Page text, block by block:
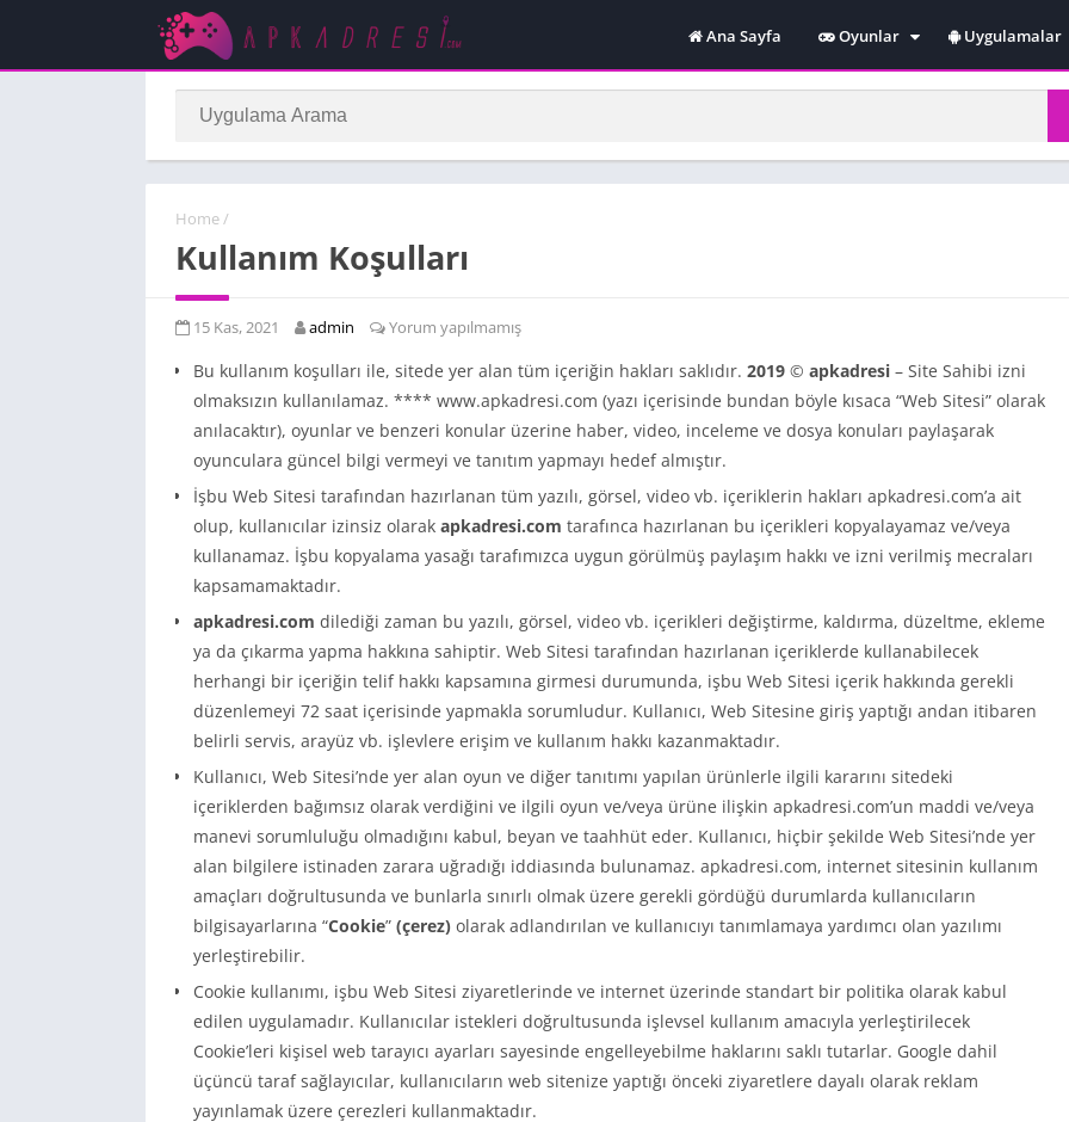
Ana Sayfa
Oyunlar
Spor
Macera
Uygulamalar
Home/
Kullanım Koşulları
15 Kas, 2021 admin Yorum yapılmamış
Bu kullanım koşulları ile, sitede yer alan tüm içeriğin hakları saklıdır. 2019 © apkadresi – Site Sahibi izni
olmaksızın kullanılamaz. **** www.apkadresi.com (yazı içerisinde bundan böyle kısaca “Web Sitesi” olarak
anılacaktır), oyunlar ve benzeri konular üzerine haber, video, inceleme ve dosya konuları paylaşarak
oyunculara güncel bilgi vermeyi ve tanıtım yapmayı hedef almıştır.
İşbu Web Sitesi tarafından hazırlanan tüm yazılı, görsel, video vb. içeriklerin hakları apkadresi.com’a ait
olup, kullanıcılar izinsiz olarak apkadresi.com tarafınca hazırlanan bu içerikleri kopyalayamaz ve/veya
kullanamaz. İşbu kopyalama yasağı tarafımızca uygun görülmüş paylaşım hakkı ve izni verilmiş mecraları
kapsamamaktadır.
apkadresi.com dilediği zaman bu yazılı, görsel, video vb. içerikleri değiştirme, kaldırma, düzeltme, ekleme
ya da çıkarma yapma hakkına sahiptir. Web Sitesi tarafından hazırlanan içeriklerde kullanabilecek
herhangi bir içeriğin telif hakkı kapsamına girmesi durumunda, işbu Web Sitesi içerik hakkında gerekli
düzenlemeyi 72 saat içerisinde yapmakla sorumludur. Kullanıcı, Web Sitesine giriş yaptığı andan itibaren
belirli servis, arayüz vb. işlevlere erişim ve kullanım hakkı kazanmaktadır.
Kullanıcı, Web Sitesi’nde yer alan oyun ve diğer tanıtımı yapılan ürünlerle ilgili kararını sitedeki
içeriklerden bağımsız olarak verdiğini ve ilgili oyun ve/veya ürüne ilişkin apkadresi.com’un maddi ve/veya
manevi sorumluluğu olmadığını kabul, beyan ve taahhüt eder. Kullanıcı, hiçbir şekilde Web Sitesi’nde yer
alan bilgilere istinaden zarara uğradığı iddiasında bulunamaz. apkadresi.com, internet sitesinin kullanım
amaçları doğrultusunda ve bunlarla sınırlı olmak üzere gerekli gördüğü durumlarda kullanıcıların
bilgisayarlarına “Cookie” (çerez) olarak adlandırılan ve kullanıcıyı tanımlamaya yardımcı olan yazılımı
yerleştirebilir.
Cookie kullanımı, işbu Web Sitesi ziyaretlerinde ve internet üzerinde standart bir politika olarak kabul
edilen uygulamadır. Kullanıcılar istekleri doğrultusunda işlevsel kullanım amacıyla yerleştirilecek
Cookie’leri kişisel web tarayıcı ayarları sayesinde engelleyebilme haklarını saklı tutarlar. Google dahil
üçüncü taraf sağlayıcılar, kullanıcıların web sitenize yaptığı önceki ziyaretlere dayalı olarak reklam
yayınlamak üzere çerezleri kullanmaktadır.